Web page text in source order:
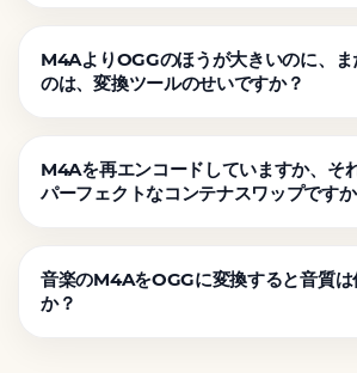
M4AよりOGGのほうが大きいのに、ま
のは、変換ツールのせいですか？
M4Aを再エンコードしていますか、そ
パーフェクトなコンテナスワップです
音楽のM4AをOGGに変換すると音質は
か？